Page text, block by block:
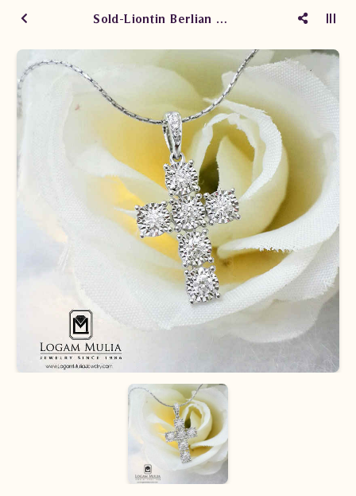
Sold-Liontin Berlian Wanita AML.P22284 EED